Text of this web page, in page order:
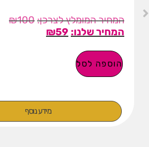
₪100
₪59
הוספה לסל
מידע נוסף